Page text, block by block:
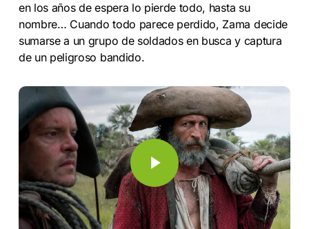
en los años de espera lo pierde todo, hasta su
nombre… Cuando todo parece perdido, Zama decide
sumarse a un grupo de soldados en busca y captura
de un peligroso bandido.
Play Video
Play Video